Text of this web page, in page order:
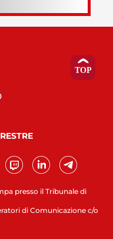
presso il Tribunale di
di Comunicazione c/o